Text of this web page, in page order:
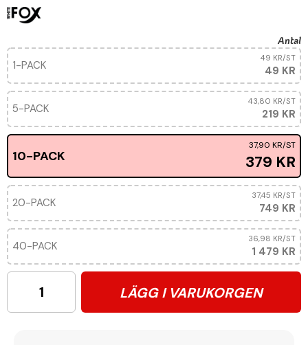
Antal
1-PACK 49 KR
49 KR/ST
5-PACK 219 KR
43,80 KR/ST
10-PACK 379 KR
37,90 KR/ST
20-PACK 749 KR
37,45 KR/ST
40-PACK 1 479 KR
36,98 KR/ST
LÄGG I VARUKORGEN